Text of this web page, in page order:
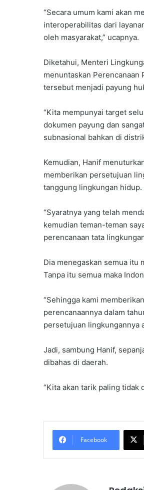
“Secara umum kami akan
interoperabilitas dari
oleh masyarakat,” ucapnya.
Diketahui, Menteri
menuntaskan Perencanaan
tersebut menjadi payung
“Kita mempunyai target
dokumen payung dan
subnasional bahkan di
Kemudian, Hanif
memberikan persetujuan
tanggung lingkungan hidup.
“Syaratnya yang telah
kemudian teman-teman
perencanaan tata
Dia menegaskan semua
Tanpa itu semua maka
“Sehingga kami
perencanaannya dalam
persetujuan lingkungannya
Jadi, sambung Hanif,
dibahas di daerah.
“Kita akan tarik paling tidak
Facebook